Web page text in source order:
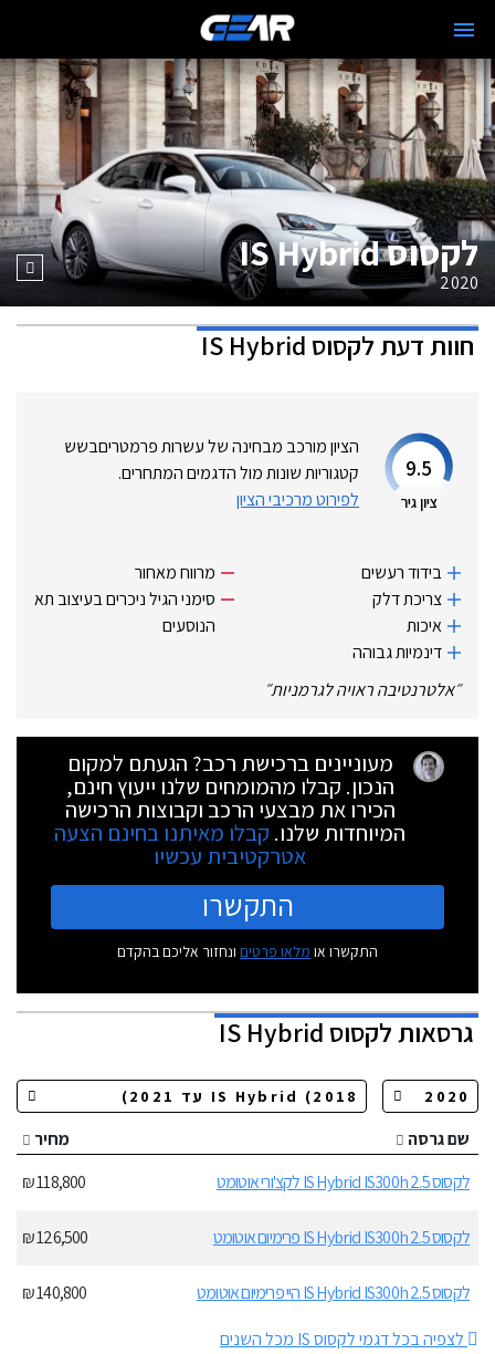
לקסוס IS Hybrid
2020
חוות דעתלקסוס IS Hybrid
9.5
ציון גיר
הציון מורכב מבחינה של עשרות פרמטריםבשש
קטגוריות שונות מול הדגמים המתחרים.
לפירוט מרכיבי הציון
בידוד רעשים
צריכת דלק
איכות
דינמיות גבוהה
מרווח מאחור
סימני הגיל ניכרים בעיצוב תא
הנוסעים
״אלטרנטיבה ראויה לגרמניות״
מעוניינים ברכישת רכב? הגעתם למקום
הנכון. קבלו מהמומחים שלנו ייעוץ חינם,
הכירו את מבצעי הרכב וקבוצות הרכישה
המיוחדות שלנו. קבלו מאיתנו בחינם הצעה
אטרקטיבית עכשיו
התקשרו
התקשרו או מלאו פרטים ונחזור אליכם בהקדם
גרסאותלקסוס IS Hybrid
שם גרסה
מחיר
לקסוס IS Hybrid IS300h 2.5 לקצ'ורי אוטומט
118,800 ₪
לקסוס IS Hybrid IS300h 2.5 פרימיום אוטומט 126,500 ₪
לקסוס IS Hybrid IS300h 2.5 היי פרימיום אוטומט
140,800 ₪
לצפיה בכל דגמי לקסוס IS מכל השנים